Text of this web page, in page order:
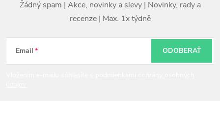
ä
Email ODOBERAŤ